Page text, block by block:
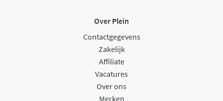
Over Plein
Contactgegevens
Zakelijk
Affiliate
Vacatures
Over ons
Merken